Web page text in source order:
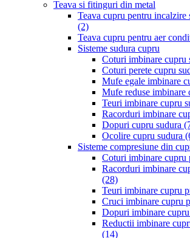
Teava si fitinguri din metal
Teava cupru pentru incalzire
(2)
Teava cupru pentru aer
Sisteme sudura cupru
Coturi imbinare cupru
Coturi perete cupru
Mufe egale imbinare
Mufe reduse imbinare
Teuri imbinare cupru
Racorduri imbinare
Dopuri cupru sudura
Ocolire cupru sudura
Sisteme compresiune din
Coturi imbinare cupru
Racorduri imbinare
(28)
Teuri imbinare cupru
Cruci imbinare cupru
Dopuri imbinare
Reductii imbinare
(14)